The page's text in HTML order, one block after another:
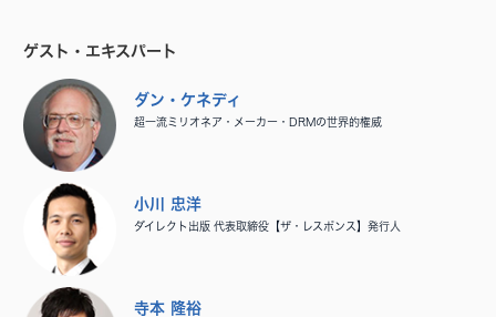
ゲスト・エキスパート
ダン・ケネディ
超一流ミリオネア・メーカー・DRMの世界的権威
小川 忠洋
ダイレクト出版 代表取締役【ザ・レスポンス】発行人
寺本 隆裕